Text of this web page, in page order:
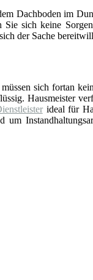
Dachboden im
Sie sich keine
der Sache
sich fortan
Hausmeister
ideal für